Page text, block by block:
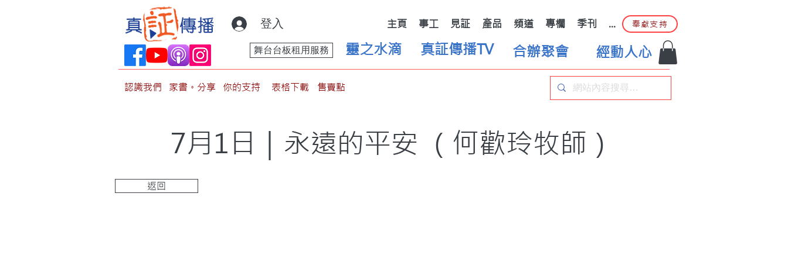
登入 主頁 事工 見証 產品 頻道 專欄 季刊 ... 奉獻支持
靈之水滴
舞台台板租用服務 真証傳播TV 合辦聚會 經動人心
認識我們 家書。分享 你的支持 表格下載 售賣點
7月1日｜永遠的平安 （何歡玲牧師）
返回